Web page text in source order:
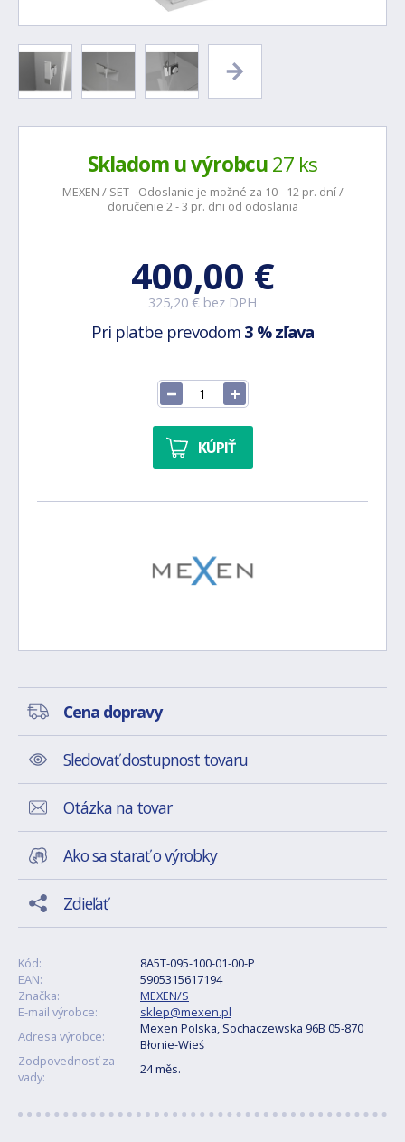
Skladom u výrobcu27 ks
MEXEN / SET - Odoslanie je možné za 10 - 12 pr. dní /
doručenie 2 - 3 pr. dni od odoslania
400,00 €
325,20 € bez DPH
Pri platbe prevodom 3 % zľava
KÚPIŤ
Cena dopravy
Sledovať dostupnost tovaru
Otázka na tovar
Ako sa starať o výrobky
Zdieľať
Kód:
8A5T-095-100-01-00-P
EAN:
5905315617194
Značka:
MEXEN/S
E-mail výrobce:
sklep@mexen.pl
Adresa výrobce:
Mexen Polska, Sochaczewska 96B 05-870
Błonie-Wieś
Zodpovednosť za
vady:
24 měs.